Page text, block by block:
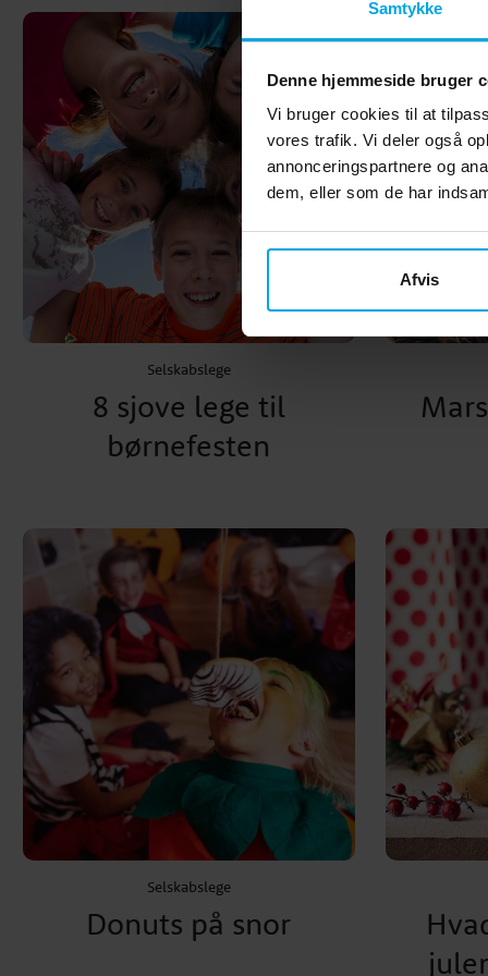
Samtykke
Denne hjemmeside bruger
Vi bruger cookies til at
vores trafik. Vi deler også
annonceringspartnere og
dem, eller som de har
Afvis
Selskabslege
8 sjove lege til
børnefesten
Selskabslege
Donuts på snor